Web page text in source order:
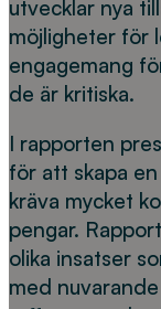
utvecklar nya
möjligheter för
engagemang
de är kritiska.
I rapporten
för att skapa
kräva mycket
pengar.
olika insatser
med